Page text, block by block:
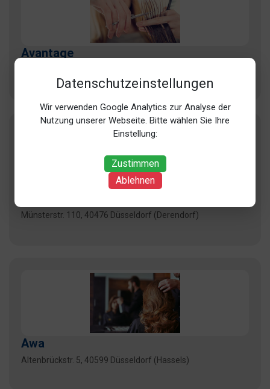
Datenschutzeinstellungen
Wir verwenden Google Analytics zur Analyse der
Nutzung unserer Webseite. Bitte wählen Sie Ihre
Einstellung:
Zustimmen
Ablehnen
Avantage
Münsterstr. 110, 40476 Düsseldorf (Derendorf)
Awa
Altenbrückstr. 5, 40599 Düsseldorf (Hassels)